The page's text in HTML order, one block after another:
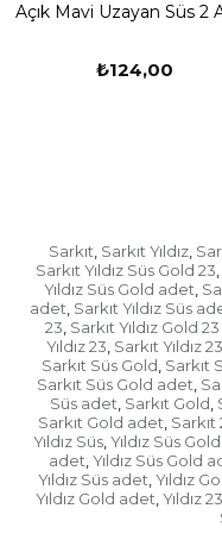
Açık Mavi Uzayan Süs 2
₺124,00
Sarkıt, Sarkıt Yıldız,
Sarkıt Yıldız Süs Gold 23,
Yıldız Süs Gold adet,
adet, Sarkıt Yıldız Süs
23, Sarkıt Yıldız Gold
Yıldız 23, Sarkıt Yıldız
Sarkıt Süs Gold, Sarkıt
Sarkıt Süs Gold adet,
Süs adet, Sarkıt Gold,
Sarkıt Gold adet, Sarkıt
Yıldız Süs, Yıldız Süs Gold
adet, Yıldız Süs Gold
Yıldız Süs adet, Yıldız
Yıldız Gold adet, Yıldız 23